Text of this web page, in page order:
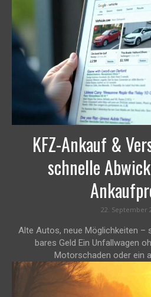
KFZ-Ankauf &
schnelle
22. September
Alte Autos, neue Möglichkeiten –
bares Geld Ein Unfallwagen
Motorschaden oder ein